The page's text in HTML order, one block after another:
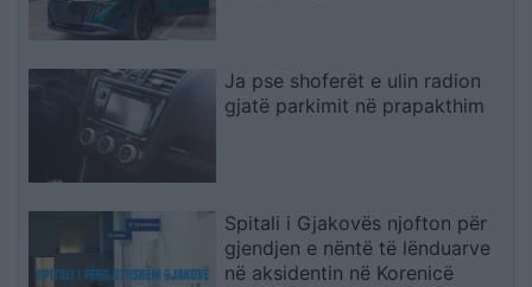
Ja pse shoferët e ulin radion
gjatë parkimit në prapakthim
Spitali i Gjakovës njofton për
gjendjen e nëntë të lënduarve
në aksidentin në Korenicë